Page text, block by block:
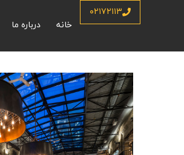
۰۲۱۷۲۱۱۳
خانه
درباره ما